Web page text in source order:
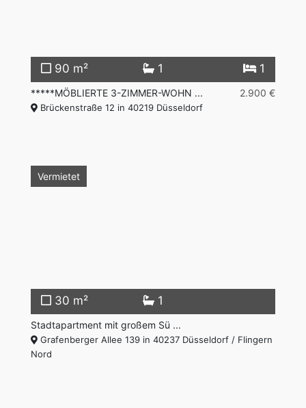
90 m² 1 1
*****MÖBLIERTE 3-ZIMMER-WOHN ... 2.900 €
Brückenstraße 12 in 40219 Düsseldorf
Vermietet
30 m² 1
Stadtapartment mit großem Sü ...
Grafenberger Allee 139 in 40237 Düsseldorf / Flingern
Nord